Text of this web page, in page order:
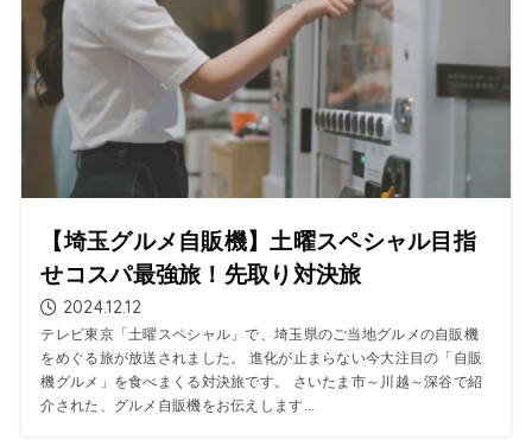
【埼玉グルメ自販機】土曜スペシャル目指
せコスパ最強旅！先取り対決旅
2024.12.12
テレビ東京「土曜スペシャル」で、埼玉県のご当地グルメの自販機
をめぐる旅が放送されました。 進化が止まらない今大注目の「自販
機グルメ」を食べまくる対決旅です。 さいたま市～川越～深谷で紹
介された、グルメ自販機をお伝えします...